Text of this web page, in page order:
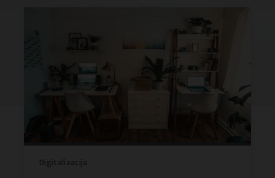
Digitalizacija